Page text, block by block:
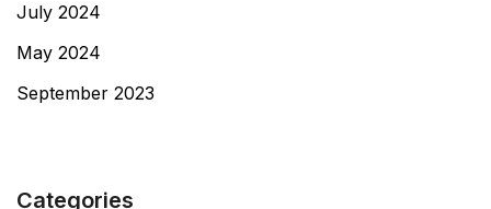
July 2024
May 2024
September 2023
Categories